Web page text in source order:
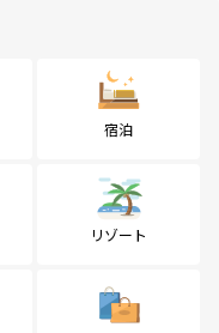
宿泊
リゾート